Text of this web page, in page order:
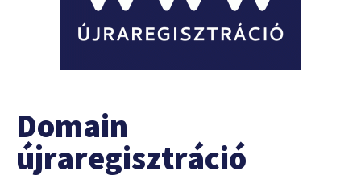
Domain
újraregisztráció